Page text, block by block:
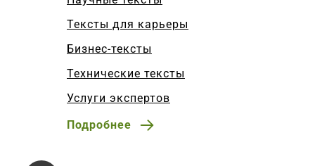
Тексты для карьеры
Бизнес-тексты
Технические тексты
Услуги экспертов
Подробнее